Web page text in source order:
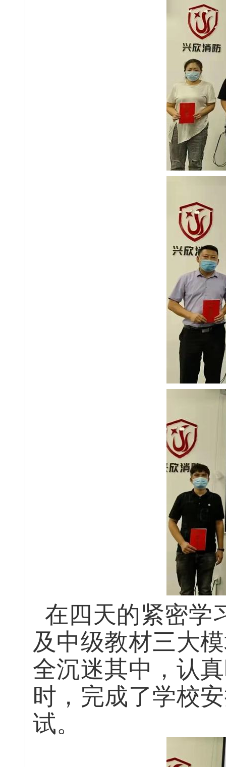
在四天的紧密学
及中级教材三大
全沉迷其中，认
时，完成了学校
试。